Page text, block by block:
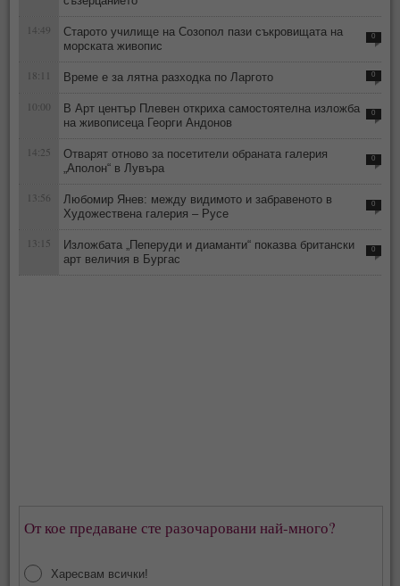
14:49
Старото училище на Созопол пази съкровищата на
морската живопис
0
18:11 Време е за лятна разходка по Ларгото 0
10:00
В Арт център Плевен откриха самостоятелна изложба
на живописеца Георги Андонов
0
14:25
Отварят отново за посетители обраната галерия
„Аполон“ в Лувъра
0
13:56
Любомир Янев: между видимото и забравеното в
Художествена галерия – Русе
0
13:15
Изложбата „Пеперуди и диаманти“ показва британски
арт величия в Бургас
0
От кое предаване сте разочаровани най-много?
Харесвам всички!